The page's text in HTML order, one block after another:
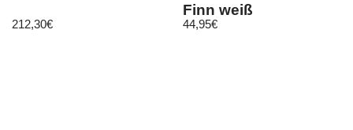
212,30€
Finn weiß
44,95€